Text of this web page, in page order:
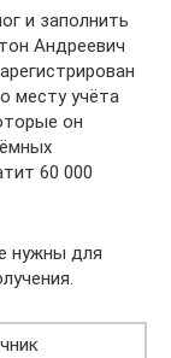
и заполнить
Андреевич
месту учёта
он
60 000
нужны для